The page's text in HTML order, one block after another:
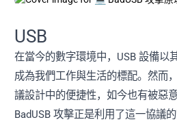
USB
在當今的數字環境中，USB 設備以
成為我們工作與生活的標配。然而
議設計中的便捷性，如今也有被惡
BadUSB 攻擊正是利用了這一協議